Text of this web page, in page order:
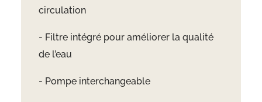
circulation
- Filtre intégré pour améliorer la qualité
de l’eau
- Pompe interchangeable